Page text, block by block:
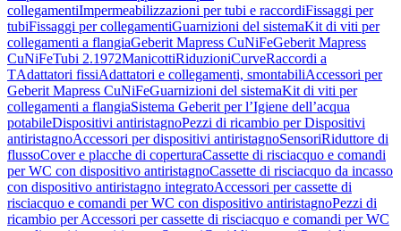
collegamentiImpermeabilizzazioni per tubi e raccordiFissaggi per
tubiFissaggi per collegamentiGuarnizioni del sistemaKit di viti per
collegamenti a flangiaGeberit Mapress CuNiFeGeberit Mapress
CuNiFeTubi 2.1972ManicottiRiduzioniCurveRaccordi a
TAdattatori fissiAdattatori e collegamenti, smontabiliAccessori per
Geberit Mapress CuNiFeGuarnizioni del sistemaKit di viti per
collegamenti a flangiaSistema Geberit per l’Igiene dell’acqua
potabileDispositivi antiristagnoPezzi di ricambio per Dispositivi
antiristagnoAccessori per dispositivi antiristagnoSensoriRiduttore di
flussoCover e placche di coperturaCassette di risciacquo e comandi
per WC con dispositivo antiristagnoCassette di risciacquo da incasso
con dispositivo antiristagno integratoAccessori per cassette di
risciacquo e comandi per WC con dispositivo antiristagnoPezzi di
ricambio per Accessori per cassette di risciacquo e comandi per WC